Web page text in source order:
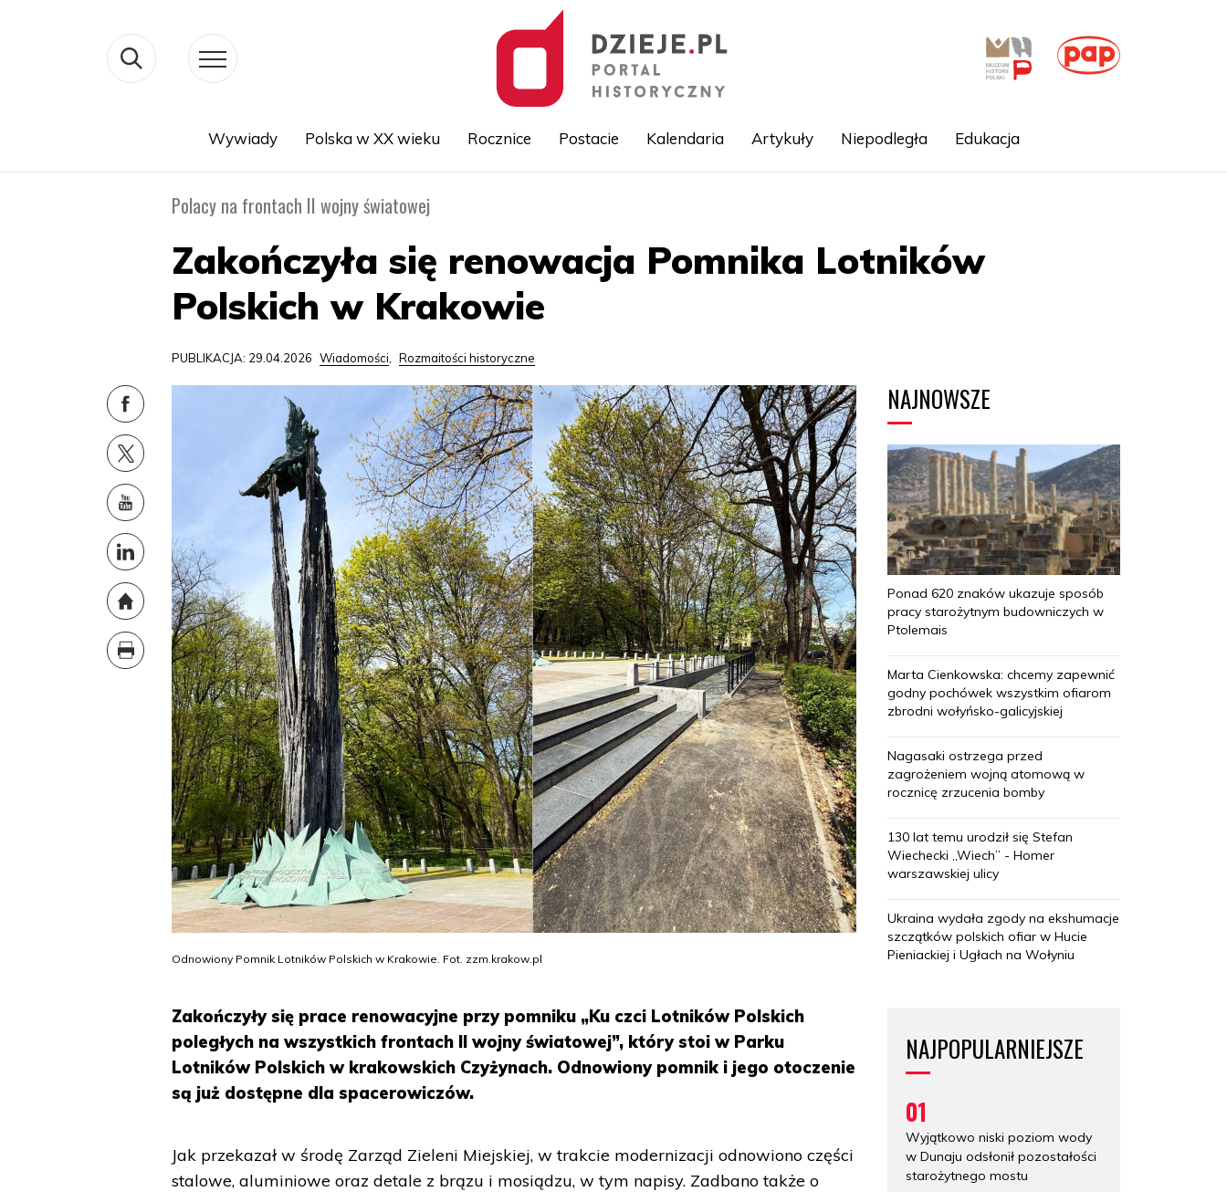
Wywiady Polska w XX wieku Rocznice Postacie Kalendaria Artykuły Niepodległa Edukacja
Polacy na frontach II wojny światowej
Zakończyła się renowacja Pomnika Lotników
Polskich w Krakowie
PUBLIKACJA: 29.04.2026 Wiadomości, Rozmaitości historyczne
Odnowiony Pomnik Lotników Polskich w Krakowie. Fot. zzm.krakow.pl
Zakończyły się prace renowacyjne przy pomniku „Ku czci Lotników Polskich
poległych na wszystkich frontach II wojny światowej”, który stoi w Parku
Lotników Polskich w krakowskich Czyżynach. Odnowiony pomnik i jego otoczenie
są już dostępne dla spacerowiczów.
Jak przekazał w środę Zarząd Zieleni Miejskiej, w trakcie modernizacji odnowiono części
stalowe, aluminiowe oraz detale z brązu i mosiądzu, w tym napisy. Zadbano także o
NAJNOWSZE
Ponad 620 znaków ukazuje sposób
pracy starożytnym budowniczych w
Ptolemais
Marta Cienkowska: chcemy zapewnić
godny pochówek wszystkim ofiarom
zbrodni wołyńsko-galicyjskiej
Nagasaki ostrzega przed
zagrożeniem wojną atomową w
rocznicę zrzucenia bomby
130 lat temu urodził się Stefan
Wiechecki „Wiech” - Homer
warszawskiej ulicy
Ukraina wydała zgody na ekshumacje
szczątków polskich ofiar w Hucie
Pieniackiej i Ugłach na Wołyniu
NAJPOPULARNIEJSZE
01
Wyjątkowo niski poziom wody
w Dunaju odsłonił pozostałości
starożytnego mostu